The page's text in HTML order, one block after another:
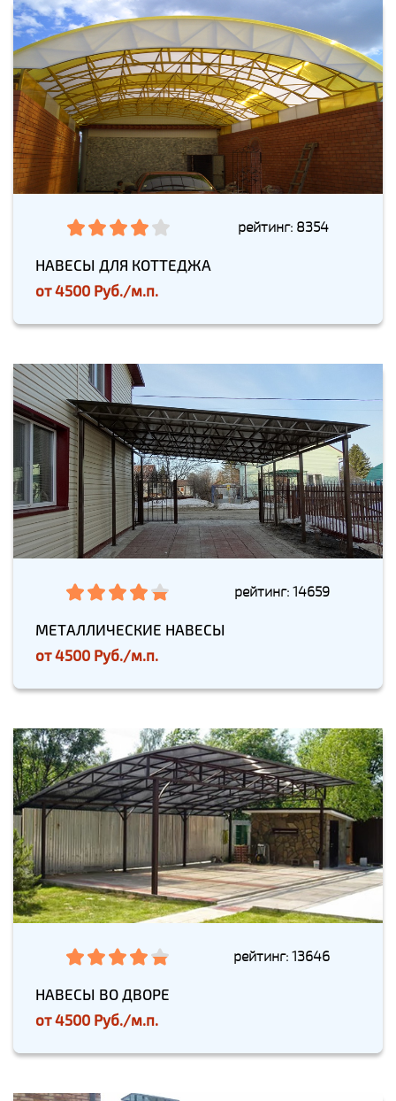
рейтинг: 8354
НАВЕСЫ ДЛЯ КОТТЕДЖА
от4500 Руб./м.п.
рейтинг: 14659
МЕТАЛЛИЧЕСКИЕ НАВЕСЫ
от4500 Руб./м.п.
рейтинг: 13646
НАВЕСЫ ВО ДВОРЕ
от4500 Руб./м.п.